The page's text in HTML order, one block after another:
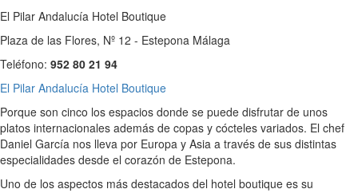
El Pilar Andalucía Hotel Boutique
Plaza de las Flores, Nº 12 - Estepona Málaga
Teléfono: 952 80 21 94
El Pilar Andalucía Hotel Boutique
Porque son cinco los espacios donde se puede disfrutar de unos
platos internacionales además de copas y cócteles variados. El chef
Daniel García nos lleva por Europa y Asia a través de sus distintas
especialidades desde el corazón de Estepona.
Uno de los aspectos más destacados del hotel boutique es su